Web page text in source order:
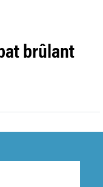
brûlant